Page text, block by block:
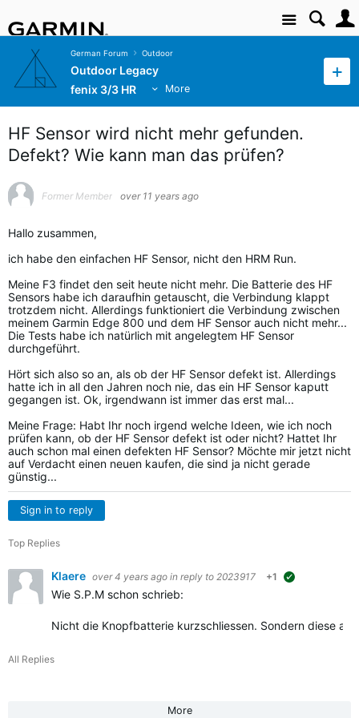
Site
German Forum Outdoor
Outdoor Legacy
fenix 3/3 HR
More
HF Sensor wird nicht mehr gefunden.
Defekt? Wie kann man das prüfen?
Former Member over 11 years ago
Hallo zusammen,
ich habe den einfachen HF Sensor, nicht den HRM Run.
Meine F3 findet den seit heute nicht mehr. Die Batterie des HF
Sensors habe ich daraufhin getauscht, die Verbindung klappt
trotzdem nicht. Allerdings funktioniert die Verbindung zwischen
meinem Garmin Edge 800 und dem HF Sensor auch nicht mehr...
Die Tests habe ich natürlich mit angelegtem HF Sensor
durchgeführt.
Hört sich also so an, als ob der HF Sensor defekt ist. Allerdings
hatte ich in all den Jahren noch nie, das ein HF Sensor kaputt
gegangen ist. Ok, irgendwann ist immer das erst mal...
Meine Frage: Habt Ihr noch irgend welche Ideen, wie ich noch
prüfen kann, ob der HF Sensor defekt ist oder nicht? Hattet Ihr
auch schon mal einen defekten HF Sensor? Möchte mir jetzt nicht
auf Verdacht einen neuen kaufen, die sind ja nicht gerade
günstig...
Sign in to reply
Top Replies
Klaere over 4 years ago in reply to 2023917 +1
Wie S.P.M schon schrieb:
Nicht die Knopfbatterie kurzschliessen. Sondern diese
All Replies
More